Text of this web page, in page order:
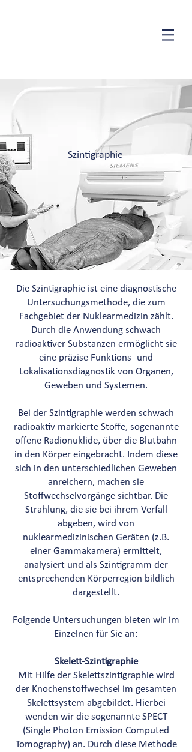
Szintigraphie
Die Szintigraphie ist eine diagnostische
Untersuchungsmethode, die zum
Fachgebiet der Nuklearmedizin zählt.
Durch die Anwendung schwach
radioaktiver Substanzen ermöglicht sie
eine präzise Funktions- und
Lokalisationsdiagnostik von Organen,
Geweben und Systemen.
Bei der Szintigraphie werden schwach
radioaktiv markierte Stoffe, sogenannte
offene Radionuklide, über die Blutbahn
in den Körper eingebracht. Indem diese
sich in den unterschiedlichen Geweben
anreichern, machen sie
Stoffwechselvorgänge sichtbar. Die
Strahlung, die sie bei ihrem Verfall
abgeben, wird von
nuklearmedizinischen Geräten (z.B.
einer Gammakamera) ermittelt,
analysiert und als Szintigramm der
entsprechenden Körperregion bildlich
dargestellt.
Folgende Untersuchungen bieten wir im
Einzelnen für Sie an:
Skelett-Szintigraphie
Mit Hilfe der Skelettszintigraphie wird
der Knochenstoffwechsel im gesamten
Skelettsystem abgebildet. Hierbei
wenden wir die sogenannte SPECT
(Single Photon Emission Computed
Tomography) an. Durch diese Methode